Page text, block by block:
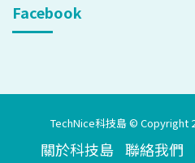
Facebook
TechNice科技島 © Copyright
關於科技島 聯絡我們